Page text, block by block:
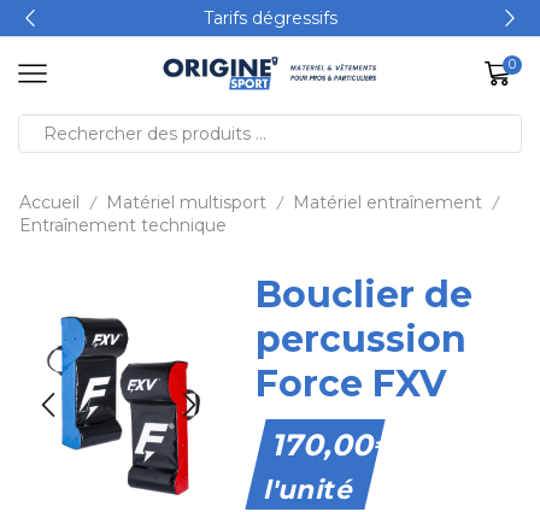
Tarifs dégressifs
0
Accueil / Matériel multisport / Matériel entraînement /
Entraînement technique
Bouclier de
percussion
Force FXV
170,00€
l'unité